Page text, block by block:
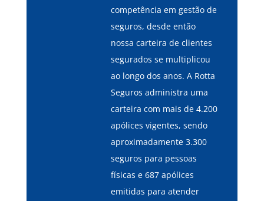
competência em gestão de
seguros, desde então
nossa carteira de clientes
segurados se multiplicou
ao longo dos anos. A Rotta
Seguros administra uma
carteira com mais de 4.200
apólices vigentes, sendo
aproximadamente 3.300
seguros para pessoas
físicas e 687 apólices
emitidas para atender